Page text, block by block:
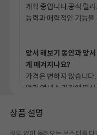
계획 중입니다.공식 릴
능력과 매력적인 기능을
앞서 해보기 동안과 앞
게 매겨지나요?
가격은 변하지 않습니다.
얼리 엑세스 기간에 명
상품 설명